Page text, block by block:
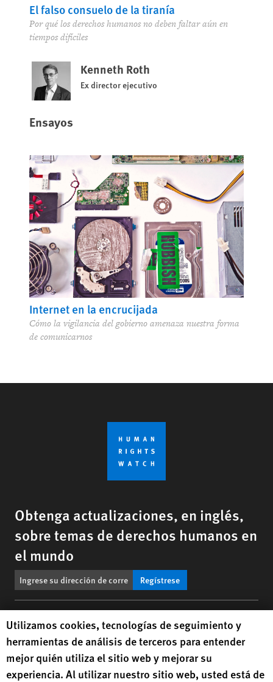
El falso consuelo de la tiranía
Por qué los derechos humanos no deben faltar aún en
tiempos difíciles
Kenneth Roth
Ex director ejecutivo
Ensayos
Internet en la encrucijada
Cómo la vigilancia del gobierno amenaza nuestra forma
de comunicarnos
Obtenga actualizaciones, en inglés,
sobre temas de derechos humanos en
el mundo
Regístrese
Contáctenos BlueSky
X Facebook
YouTube
Footer
menu
Contáctenos Correcciones
Mapa del sitio
Versión en texto
Human Rights Watch cookie preferences
Utilizamos cookies, tecnologías de seguimiento y
herramientas de análisis de terceros para entender
mejor quién utiliza el sitio web y mejorar su
experiencia. Al utilizar nuestro sitio web, usted está de